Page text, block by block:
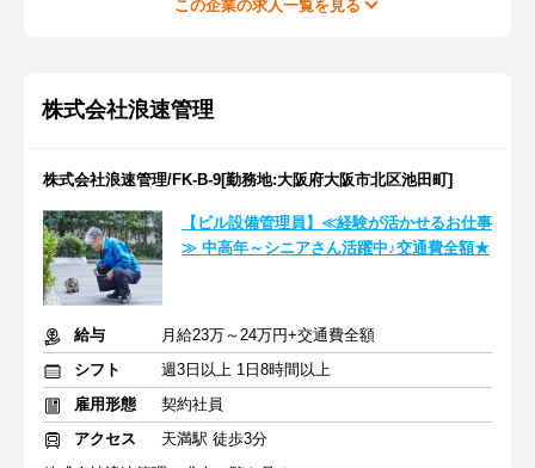
この企業の求人一覧を見る
株式会社浪速管理
株式会社浪速管理/FK-B-9[勤務地:大阪府大阪市北区池田町]
【ビル設備管理員】≪経験が活かせるお仕事
≫ 中高年～シニアさん活躍中♪交通費全額★
給与
月給23万～24万円+交通費全額
シフト
週3日以上 1日8時間以上
雇用形態
契約社員
アクセス
天満駅 徒歩3分